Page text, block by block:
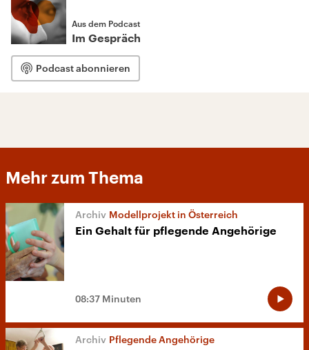
Aus dem Podcast
Im Gespräch
Podcast abonnieren
Mehr zum Thema
Modellprojekt in Österreich
Ein Gehalt für pflegende Angehörige
08:37 Minuten
Pflegende Angehörige